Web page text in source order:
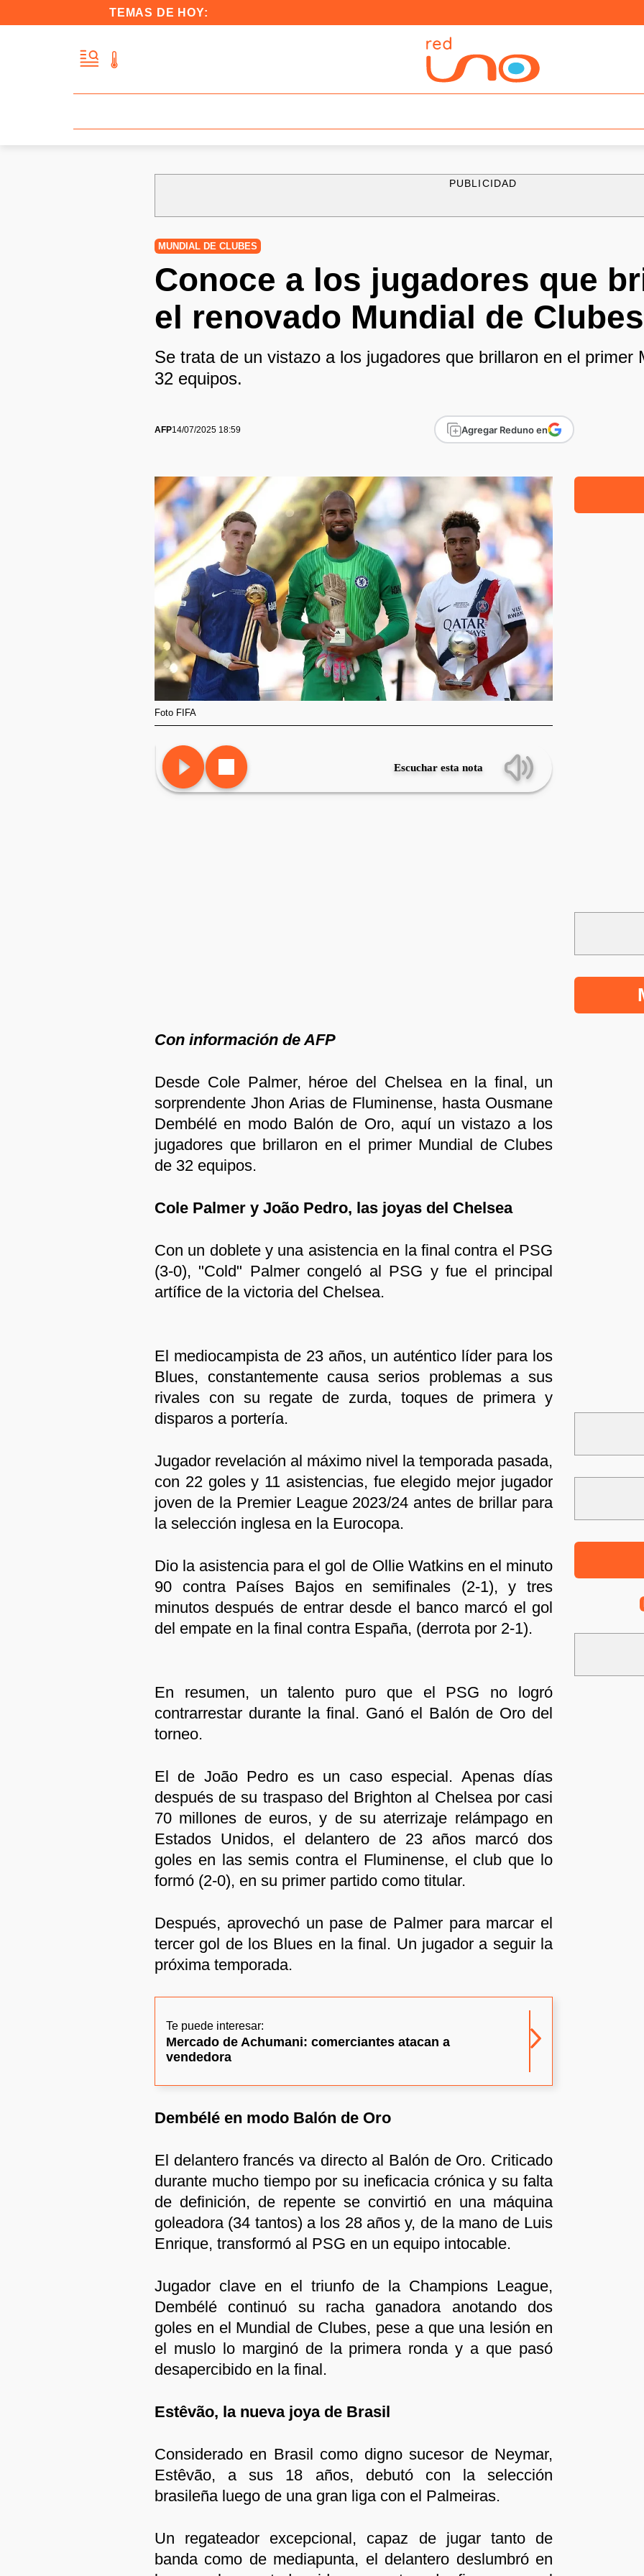
TEMAS DE HOY:
PUBLICIDAD
MUNDIAL DE CLUBES
Conoce a los jugadores que
el renovado Mundial de Clubes
Se trata de un vistazo a los jugadores que brillaron en el primer
32 equipos.
AFP14/07/2025 18:59 Agregar Reduno en
Foto FIFA
Escuchar esta nota
Con información de AFP
Desde Cole Palmer, héroe del Chelsea en la final, un
sorprendente Jhon Arias de Fluminense, hasta Ousmane
Dembélé en modo Balón de Oro, aquí un vistazo a los
jugadores que brillaron en el primer Mundial de Clubes
de 32 equipos.
Cole Palmer y João Pedro, las joyas del Chelsea
Con un doblete y una asistencia en la final contra el PSG
(3-0), "Cold" Palmer congeló al PSG y fue el principal
artífice de la victoria del Chelsea.
El mediocampista de 23 años, un auténtico líder para los
Blues, constantemente causa serios problemas a sus
rivales con su regate de zurda, toques de primera y
disparos a portería.
Jugador revelación al máximo nivel la temporada pasada,
con 22 goles y 11 asistencias, fue elegido mejor jugador
joven de la Premier League 2023/24 antes de brillar para
la selección inglesa en la Eurocopa.
Dio la asistencia para el gol de Ollie Watkins en el minuto
90 contra Países Bajos en semifinales (2-1), y tres
minutos después de entrar desde el banco marcó el gol
del empate en la final contra España, (derrota por 2-1).
En resumen, un talento puro que el PSG no logró
contrarrestar durante la final. Ganó el Balón de Oro del
torneo.
El de João Pedro es un caso especial. Apenas días
después de su traspaso del Brighton al Chelsea por casi
70 millones de euros, y de su aterrizaje relámpago en
Estados Unidos, el delantero de 23 años marcó dos
goles en las semis contra el Fluminense, el club que lo
formó (2-0), en su primer partido como titular.
Después, aprovechó un pase de Palmer para marcar el
tercer gol de los Blues en la final. Un jugador a seguir la
próxima temporada.
Te puede interesar:
Mercado de Achumani: comerciantes atacan a
vendedora
Dembélé en modo Balón de Oro
El delantero francés va directo al Balón de Oro. Criticado
durante mucho tiempo por su ineficacia crónica y su falta
de definición, de repente se convirtió en una máquina
goleadora (34 tantos) a los 28 años y, de la mano de Luis
Enrique, transformó al PSG en un equipo intocable.
Jugador clave en el triunfo de la Champions League,
Dembélé continuó su racha ganadora anotando dos
goles en el Mundial de Clubes, pese a que una lesión en
el muslo lo marginó de la primera ronda y a que pasó
desapercibido en la final.
Estêvão, la nueva joya de Brasil
Considerado en Brasil como digno sucesor de Neymar,
Estêvão, a sus 18 años, debutó con la selección
brasileña luego de una gran liga con el Palmeiras.
Un regateador excepcional, capaz de jugar tanto de
banda como de mediapunta, el delantero deslumbró en